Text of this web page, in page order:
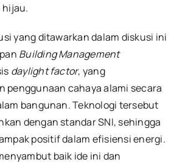
yang ditawarkan dalam diskusi ini
Building Management
daylight factor, yang
penggunaan cahaya alami secara
bangunan. Teknologi tersebut
dengan standar SNI, sehingga
positif dalam efisiensi energi.
baik ide ini dan